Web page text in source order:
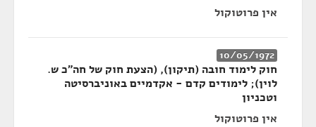
אין פרוטוקול
10/05/1972
חוק לימוד חובה (תיקון), (הצעת חוק של חה"כ ש.
לוין); לימודים קדם - אקדמיים באוניברסיטה
וטכניון
אין פרוטוקול